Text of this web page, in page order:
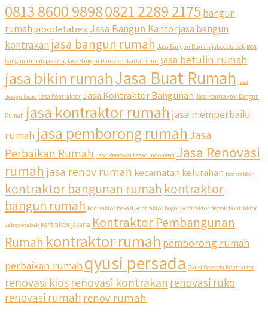
qyusipersada
@qyusipersada 3 years ago
Siapa yang udah masuk List untuk Bangun dan Renovasi
rumah Di @qyusipersada dengan sistem Cicilan ?? 🤗
Untuk informasi lebih lanjut terkait program cicilan ini temen
temen bisa langsung klik link di bio yaa
#jasabangunrumahjakarta #jasarenovasirumahjakarta
#kontraktorjakarta #kontraktorbangunan
#kontraktorbangunanrumah #kontraktorbangunanjakarta
0813 8600 98980821 2289 2175 bangun
rumahjabodetabek Jasa Bangun Kantorjasa bangun
kontrakan jasa bangun rumah Jasa Bangun Rumah jabodetabek jasa
bangun rumah jakarta Jasa Bangun Rumah Jakarta Timur jasa betulin rumah
jasa bikin rumahJasa Buat Rumah jasa
design fasad Jasa Kontraktor Jasa Kontraktor Bangunan Jasa Kontraktor Bangun
Rumah jasa kontraktor rumah jasa memperbaiki
rumah jasa pemborong rumahJasa
Perbaikan Rumah Jasa Renovasi Fasad Indonesia Jasa Renovasi
rumah jasa renov rumah kecamatan kelurahan kontraktor
kontraktor bangunan rumah kontraktor
bangun rumah kontraktor bekasi kontraktor bogor kontraktor depok Kontraktor
Jabodetabek kontraktor jakarta Kontraktor Pembangunan
Rumah kontraktor rumah pemborong rumah
perbaikan rumah qyusi persada Qyusi Persada Kontraktor
renovasi kiosrenovasi kontrakanrenovasi ruko
renovasi rumah renov rumah